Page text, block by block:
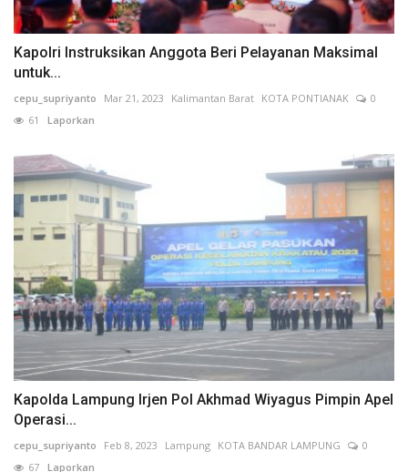
Kapolri Instruksikan Anggota Beri Pelayanan Maksimal
untuk...
cepu_supriyanto Mar 21, 2023 Kalimantan Barat KOTA PONTIANAK
0
61
Laporkan
Kapolda Lampung Irjen Pol Akhmad Wiyagus Pimpin Apel
Operasi...
cepu_supriyanto Feb 8, 2023 Lampung KOTA BANDAR LAMPUNG
0
67 Laporkan